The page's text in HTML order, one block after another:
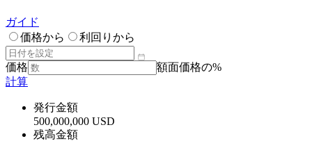
ガイド
価格から
利回りから
価格
額面価格の%
計算
発行金額
500,000,000 USD
残高金額